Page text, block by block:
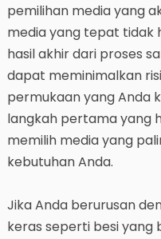
pemilihan media yang
media yang tepat tidak
hasil akhir dari proses
dapat meminimalkan
permukaan yang Anda
langkah pertama yang
memilih media yang
kebutuhan Anda.
Jika Anda berurusan
keras seperti besi yang